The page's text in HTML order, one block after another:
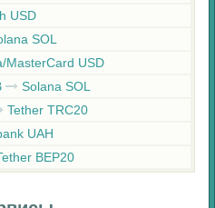
USD
SOL
MasterCard USD
Solana SOL
Tether TRC20
UAH
BEP20